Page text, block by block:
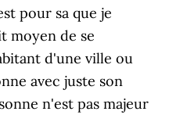
pour sa que je
moyen de se
d'une ville ou
avec juste son
n'est pas majeur